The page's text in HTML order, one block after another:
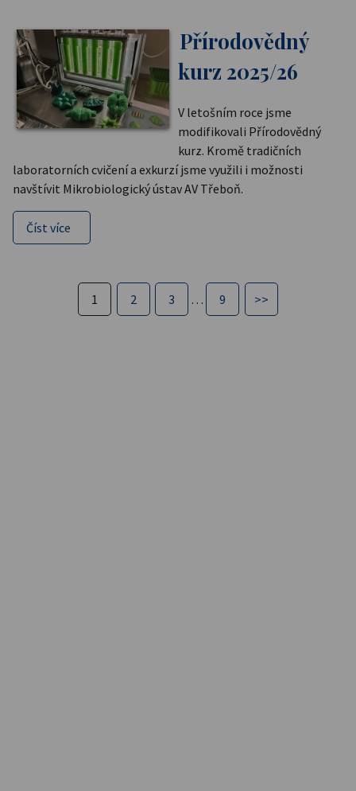
Přírodovědný
kurz 2025/26
V letošním roce jsme
modifikovali Přírodovědný
kurz. Kromě tradičních
laboratorních cvičení a exkurzí jsme využili i možnosti
navštívit Mikrobiologický ústav AV Třeboň.
Číst více
1 2 3 … 9 >>